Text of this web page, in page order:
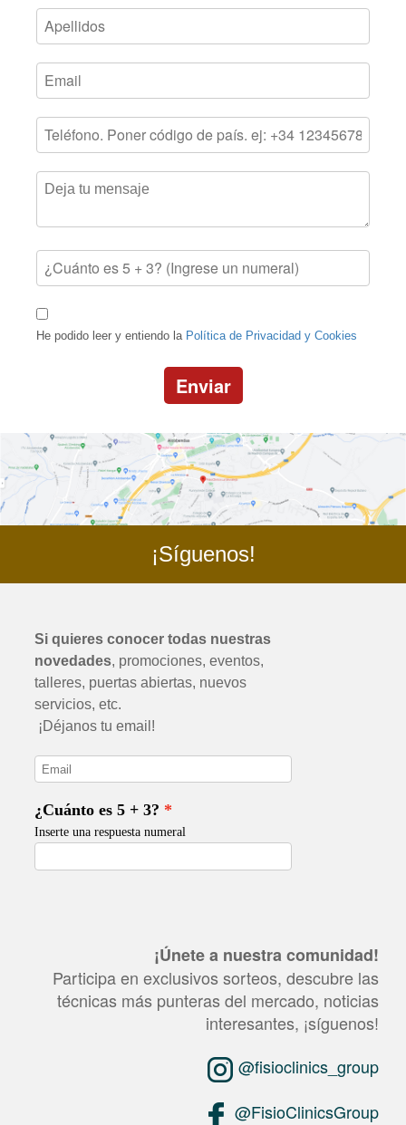
He podido leer y entiendo la Política de Privacidad y Cookies
Enviar
¡Síguenos!
¡Únete a nuestra comunidad!
Participa en exclusivos sorteos, descubre las
técnicas más punteras del mercado, noticias
interesantes, ¡síguenos!
@fisioclinics_group
@FisioClinicsGroup